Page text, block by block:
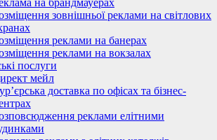
на брандмауерах
зовнішньої реклами на світлових
реклами на банерах
реклами на вокзалах
послуги
мейл
доставка по офісах та бізнес-
реклами елітними